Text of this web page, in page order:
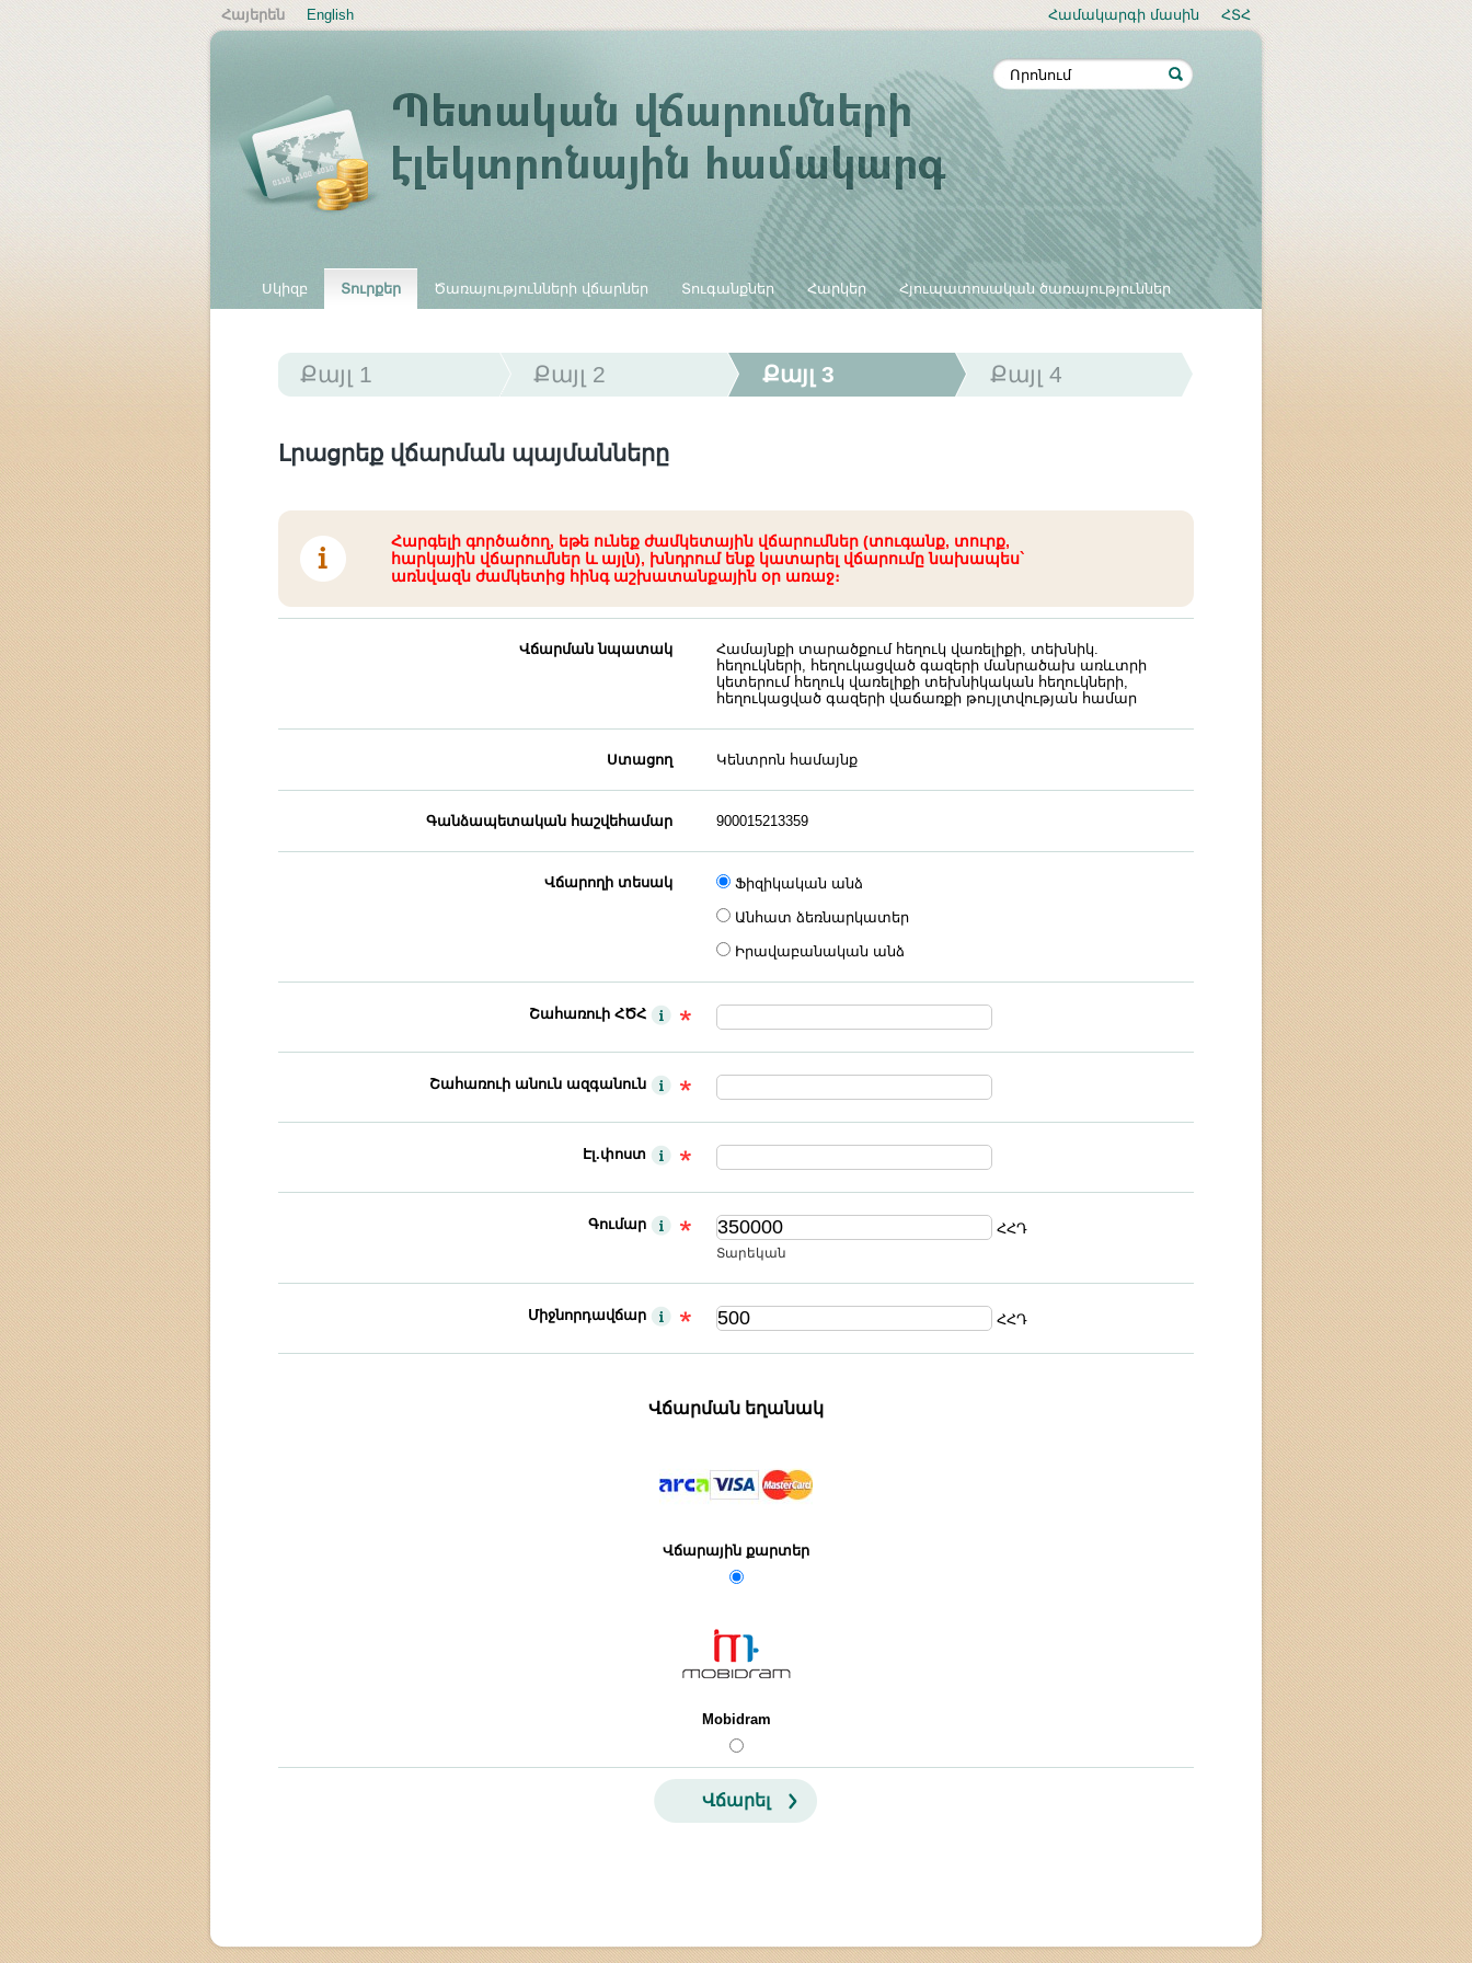
Հայերեն English Համակարգի մասին ՀՏՀ
Սկիզբ Տուրքեր Ծառայությունների վճարներ Տուգանքներ Հարկեր Հյուպատոսական ծառայություններ
Քայլ 1 Քայլ 2 Քայլ 3 Քայլ 4
Լրացրեք վճարման պայմանները
Հարգելի գործածող, եթե ունեք ժամկետային վճարումներ (տուգանք, տուրք,
հարկային վճարումներ և այլն), խնդրում ենք կատարել վճարումը նախապես`
առնվազն ժամկետից հինգ աշխատանքային օր առաջ։
Վճարման նպատակ
Համայնքի տարածքում հեղուկ վառելիքի, տեխնիկ.
հեղուկների, հեղուկացված գազերի մանրածախ առևտրի
կետերում հեղուկ վառելիքի տեխնիկական հեղուկների,
հեղուկացված գազերի վաճառքի թույլտվության համար
Ստացող Կենտրոն համայնք
Գանձապետական հաշվեհամար 900015213359
Վճարողի տեսակ Ֆիզիկական անձ
Անհատ ձեռնարկատեր
Իրավաբանական անձ
Շահառուի ՀԾՀ
Շահառուի անուն ազգանուն
Էլ.փոստ
Գումար ՀՀԴ
Տարեկան
Միջնորդավճար ՀՀԴ
Վճարման եղանակ
Վճարային քարտեր
Mobidram
Վճարել